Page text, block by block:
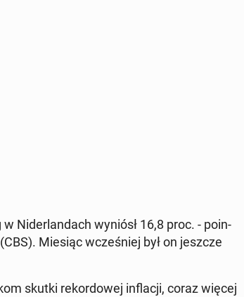
Ni­der­lan­dach wyniósł 16,8 proc. - po­in­
Miesiąc wcze­śniej był on jeszcze
skutki re­kor­do­wej in­fla­cji, coraz więcej